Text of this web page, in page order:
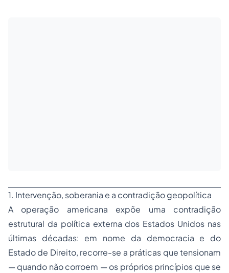
1. Intervenção, soberania e a contradição geopolítica
A operação americana expõe uma contradição
estrutural da política externa dos Estados Unidos nas
últimas décadas: em nome da democracia e do
Estado de Direito, recorre-se a práticas que tensionam
— quando não corroem — os próprios princípios que se